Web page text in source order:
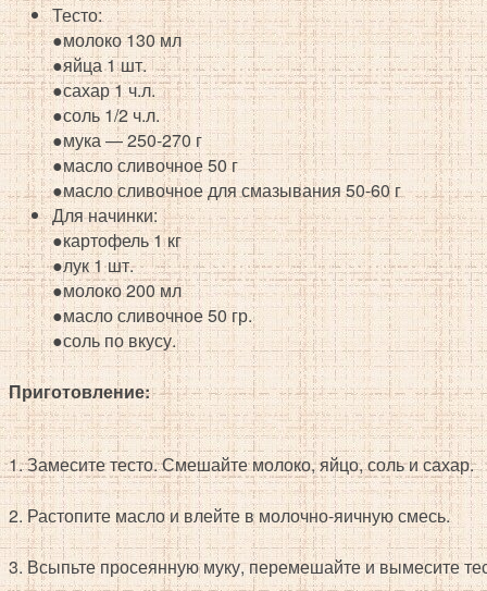
Тесто:
●молоко 130 мл
●яйца 1 шт.
●сахар 1 ч.л.
●соль 1/2 ч.л.
●мука — 250-270 г
●масло сливочное 50 г
●масло сливочное для смазывания 50-60 г
Для начинки:
●картофель 1 кг
●лук 1 шт.
●молоко 200 мл
●масло сливочное 50 гр.
●соль по вкусу.
Приготовление:
1. Замесите тесто. Смешайте молоко, яйцо, соль и сахар.
2. Растопите масло и влейте в молочно-яичную смесь.
3. Всыпьте просеянную муку, перемешайте и вымесите